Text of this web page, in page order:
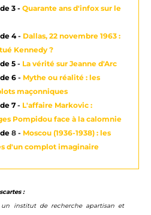
3 - Quarante ans d'infox sur le
4- Dallas, 22 novembre 1963 :
Kennedy ?
5- La vérité sur Jeanne d'Arc
6- Mythe ou réalité : les
maçonniques
7- L'affaire Markovic :
Pompidou face à la calomnie
8 - Moscou (1936-1938) : les
d'un complot imaginaire
:
un institut de recherche apartisan et